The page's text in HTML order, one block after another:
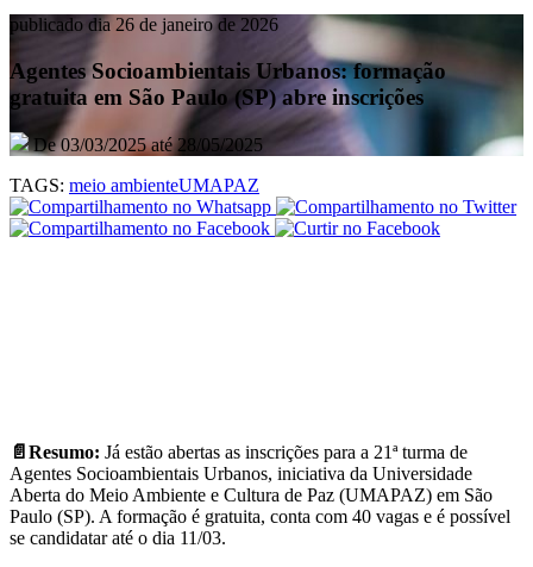
publicado dia 26 de janeiro de 2026
Agentes Socioambientais Urbanos: formação
gratuita em São Paulo (SP) abre inscrições
De 03/03/2025 até 28/05/2025
TAGS: meio ambienteUMAPAZ
📄Resumo: Já estão abertas as inscrições para a 21ª turma de
Agentes Socioambientais Urbanos, iniciativa da Universidade
Aberta do Meio Ambiente e Cultura de Paz (UMAPAZ) em São
Paulo (SP). A formação é gratuita, conta com 40 vagas e é possível
se candidatar até o dia 11/03.